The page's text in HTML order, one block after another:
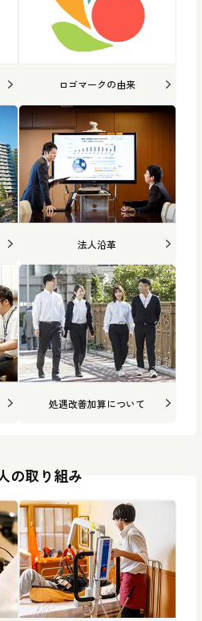
ロゴマークの由来
法人沿革
処遇改善加算について
の取り組み